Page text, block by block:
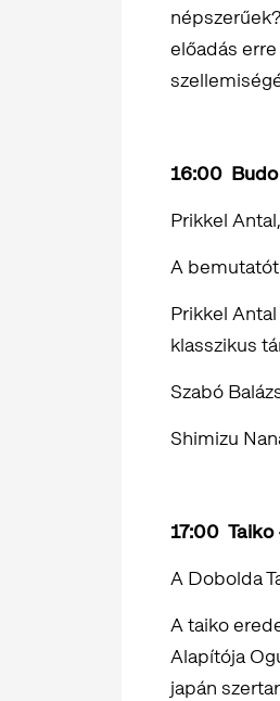
előadás
16:00
Prikkel
A
Prikkel
klasszikus
Szabó
Shimizu
17:00
A Dobolda
A taiko
Alapítója
japán